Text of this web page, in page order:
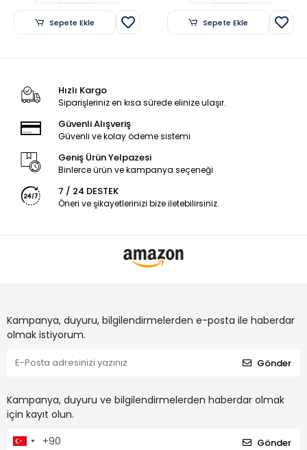
Sepete Ekle Sepete Ekle
Hızlı Kargo
Siparişleriniz en kısa sürede elinize ulaşır.
Güvenli Alışveriş
Güvenli ve kolay ödeme sistemi
Geniş Ürün Yelpazesi
Binlerce ürün ve kampanya seçeneği
7 / 24 DESTEK
Öneri ve şikayetlerinizi bize iletebilirsiniz.
Kampanya, duyuru, bilgilendirmelerden e-posta ile haberdar
olmak istiyorum.
Gönder
Kampanya, duyuru ve bilgilendirmelerden haberdar olmak
için kayıt olun.
Gönder